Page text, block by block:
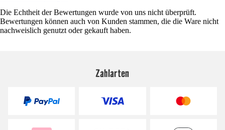
Die Echtheit der Bewertungen wurde von uns nicht überprüft.
Bewertungen können auch von Kunden stammen, die die Ware nicht
nachweislich genutzt oder gekauft haben.
Zahlarten